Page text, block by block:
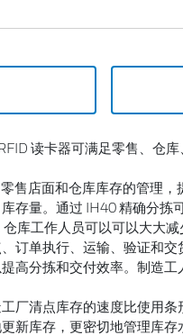
读卡器可满足零售、仓
售店面和仓库库存的管理，
存量。通过 IH40 精确分拣
库工作人员可以可以大大
订单执行、运输、验证和
高分拣和交付效率。制造
厂清点库存的速度比使用
新库存，更密切地管理库存